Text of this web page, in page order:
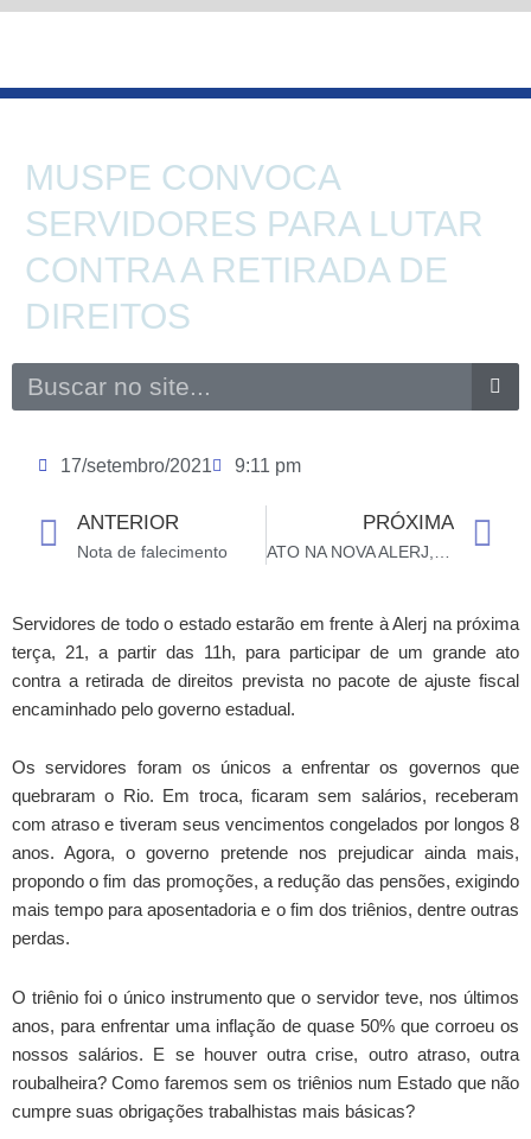
Ir
conteúdo
MUSPE CONVOCA
SERVIDORES PARA LUTAR
CONTRA A RETIRADA DE
DIREITOS
17/setembro/2021 9:11 pm
Prev
ANTERIOR
Nota de falecimento
PRÓXIMA
Servidores de todo o estado estarão em frente à Alerj na próxima
terça, 21, a partir das 11h, para participar de um grande ato
contra a retirada de direitos prevista no pacote de ajuste fiscal
encaminhado pelo governo estadual.
Os servidores foram os únicos a enfrentar os governos que
quebraram o Rio. Em troca, ficaram sem salários, receberam
com atraso e tiveram seus vencimentos congelados por longos 8
anos. Agora, o governo pretende nos prejudicar ainda mais,
propondo o fim das promoções, a redução das pensões, exigindo
mais tempo para aposentadoria e o fim dos triênios, dentre outras
perdas.
O triênio foi o único instrumento que o servidor teve, nos últimos
anos, para enfrentar uma inflação de quase 50% que corroeu os
nossos salários. E se houver outra crise, outro atraso, outra
roubalheira? Como faremos sem os triênios num Estado que não
cumpre suas obrigações trabalhistas mais básicas?